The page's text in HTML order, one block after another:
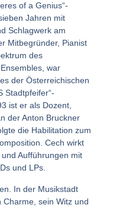
of a Genius“-
Jahren mit
Schlagwerk am
Mitbegründer, Pianist
des
war
der Österreichischen
Stadtpfeifer“-
ist er als Dozent,
der Anton Bruckner
die Habilitation zum
Cech wirkt
Aufführungen mit
und LPs.
In der Musikstadt
sein Witz und